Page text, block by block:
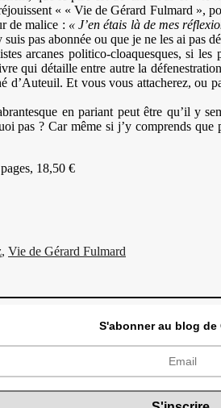
« « Vie de Gérard Fulmard
de malice : « J’en étais là de mes
pas abonnée ou que je ne les ai pas
arcanes politico-cloaquesques, si
qui détaille entre autre la
d’Auteuil. Et vous vous attacherez,
en pariant peut être qu’il y
pas ? Car même si j’y comprends
18,50 €
, Vie de Gérard Fulmard
S'abonner au blog de